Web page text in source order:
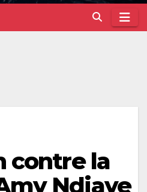
contre la
Ndiaye